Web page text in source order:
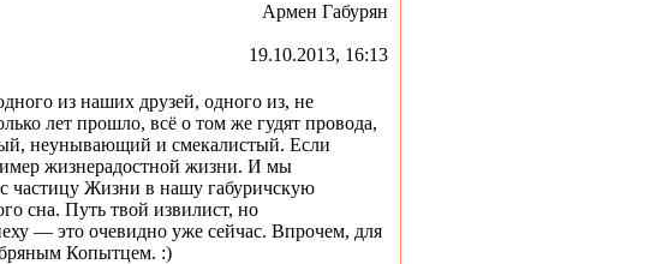
Армен Габурян
19.10.2013, 16:13
из наших друзей, одного из, не
лет прошло, всё о том же гудят провода,
неунывающий и смекалистый. Если
жизнерадостной жизни. И мы
частицу Жизни в нашу габуричскую
сна. Путь твой извилист, но
— это очевидно уже сейчас. Впрочем, для
Копытцем. :)